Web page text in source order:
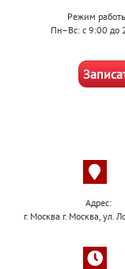
Режим
Пн–Вс: с 9:00 до
Адрес:
г. Москва г. Москва, ул.